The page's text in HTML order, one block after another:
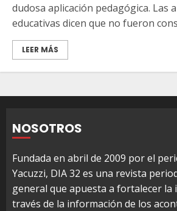
dudosa aplicación pedagógica. Las
educativas dicen que no fueron
LEER MÁS
NOSOTROS
Fundada en abril de 2009 por el
Yacuzzi, DIA 32 es una revista
general que apuesta a fortalecer la
través de la información de los